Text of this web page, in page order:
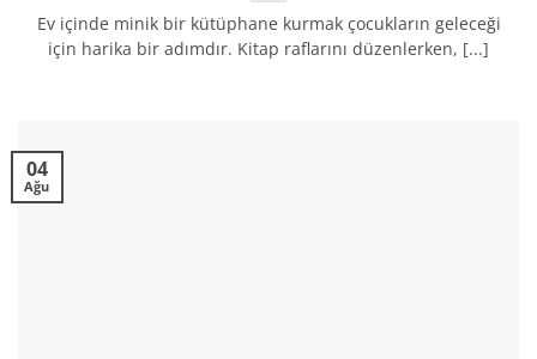
Ev içinde minik bir kütüphane kurmak çocukların geleceği
için harika bir adımdır. Kitap raflarını düzenlerken, [...]
04
Ağu